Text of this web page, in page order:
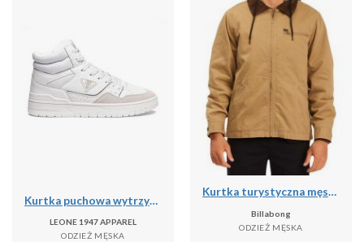
Kurtka puchowa wytrzymały na co dzień na siłownię
LEONE 1947 APPAREL
ODZIEŻ MĘSKA
Kurtka turystyczna męska Billabong Barlow przejściowa
Billabong
ODZIEŻ MĘSKA